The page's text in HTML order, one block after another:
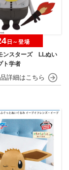
ンスターズ LLぬい
ト学者
日～登場